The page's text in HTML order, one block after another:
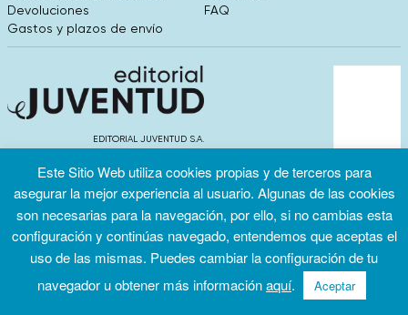
Devoluciones
Gastos y plazos de envío
FAQ
EDITORIAL JUVENTUD S.A.
info@editorialjuventud.es
Condiciones
Política de
privacidad
Política de
Este Sitio Web utiliza cookies propias y de terceros para
asegurar la mejor experiencia al usuario. Algunas de las cookies
son necesarias para la navegación, por ello, si no cambias esta
configuración y continúas navegado, entendemos que aceptas el
uso de las mismas. Puedes cambiar la configuración de tu
navegador u obtener más informaciónaquí. Aceptar